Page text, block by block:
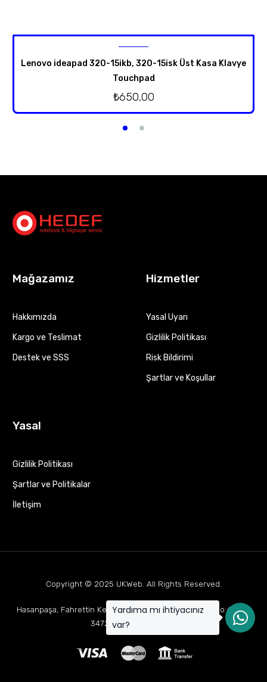
Lenovo ideapad 320-15ikb, 320-15isk Üst Kasa Klavye
Touchpad
₺650,00
Mağazamız
Hakkımızda
Kargo ve Teslimat
Destek ve SSS
Hizmetler
Yasal Uyarı
Gizlilik Politikası
Risk Bildirimi
Şartlar ve Koşullar
Yasal
Gizlilik Politikası
Şartlar ve Politikalar
İletişim
Copyright © 2025 UKWeb . All Rights Reserved.
Hasanpaşa, Fahrettin Kerim Gökay Cd Mukaddes Apt No:63 D:1,
34722 Kadıköy/İstanbul
Yardıma mı ihtiyacınız
var?